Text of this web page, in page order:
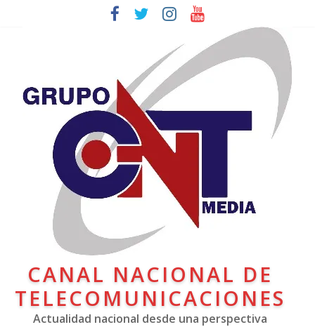
CANAL NACIONAL DE
TELECOMUNICACIONES
Actualidad nacional desde una perspectiva